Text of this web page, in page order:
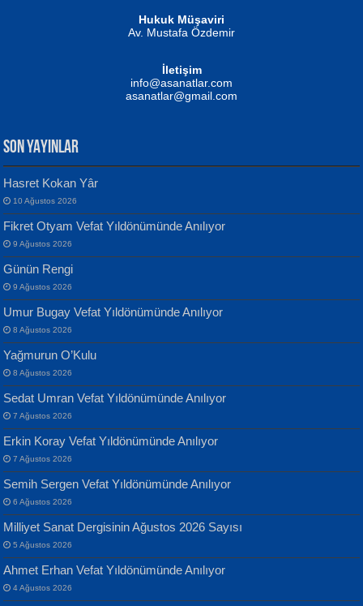
MUSTAFA KELOĞLU
Yarına İz Bırakmak...
ATİLLA ÖZEN
Sultan Olmadan Önce Eyüp...
EKREM KARABABA
Yaralı Şiir...
Yılmaz Ekinci
Geceye Söylenen...
Banu Sancak
Defterimden İçeri...
İsmail Aydos
İnkisar...
Hukuk Müşaviri
Av. Mustafa Özdemir
İletişim
info@asanatlar.com
asanatlar@gmail.com
SON YAYINLAR
Hasret Kokan Yâr
10 Ağustos 2026
Fikret Otyam Vefat Yıldönümünde Anılıyor
9 Ağustos 2026
Günün Rengi
9 Ağustos 2026
Umur Bugay Vefat Yıldönümünde Anılıyor
8 Ağustos 2026
Yağmurun O’Kulu
8 Ağustos 2026
Sedat Umran Vefat Yıldönümünde Anılıyor
7 Ağustos 2026
Erkin Koray Vefat Yıldönümünde Anılıyor
7 Ağustos 2026
Semih Sergen Vefat Yıldönümünde Anılıyor
6 Ağustos 2026
Milliyet Sanat Dergisinin Ağustos 2026 Sayısı
5 Ağustos 2026
Ahmet Erhan Vefat Yıldönümünde Anılıyor
4 Ağustos 2026